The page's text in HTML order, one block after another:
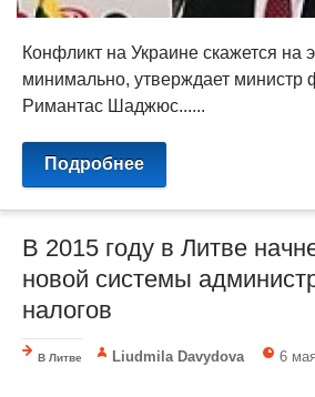
Конфликт на Украине скажется на
минимально, утверждает министр
Римантас Шаджюс......
Подробнее
В 2015 году в Литве
новой системы
налогов
В Литве Liudmila Davydova 6